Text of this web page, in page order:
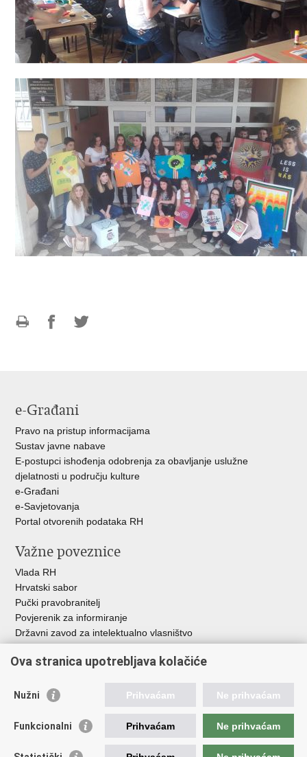
e-Građani
Pravo na pristup informacijama
Sustav javne nabave
E-postupci ishođenja odobrenja za obavljanje uslužne
djelatnosti u području kulture
e-Građani
e-Savjetovanja
Portal otvorenih podataka RH
Važne poveznice
Vlada RH
Hrvatski sabor
Pučki pravobranitelj
Povjerenik za informiranje
Državni zavod za intelektualno vlasništvo
HAKOM
Ostale poveznice
Hrvatski audiovizualni centar
Ova stranica upotrebljava kolačiće
Nužni Prihvaćam Ne prihvaćam
Funkcionalni Prihvaćam Ne prihvaćam